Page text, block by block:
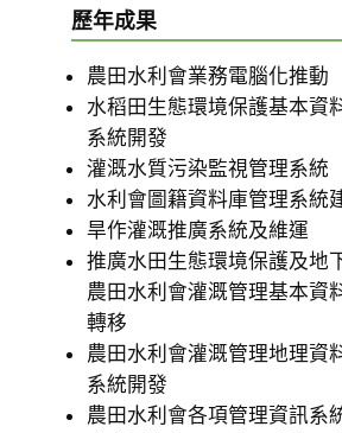
歷年成果
農田水利會業務電腦化推動
水稻田生態環境保護基本資
系統開發
灌溉水質污染監視管理系統
水利會圖籍資料庫管理系統
旱作灌溉推廣系統及維運
推廣水田生態環境保護及地
農田水利會灌溉管理基本資
轉移
農田水利會灌溉管理地理資
系統開發
農田水利會各項管理資訊系